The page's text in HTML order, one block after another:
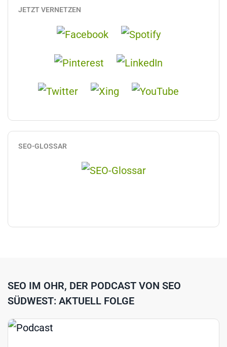
JETZT VERNETZEN
SEO-GLOSSAR
SEO IM OHR, DER PODCAST VON SEO
SÜDWEST: AKTUELL FOLGE